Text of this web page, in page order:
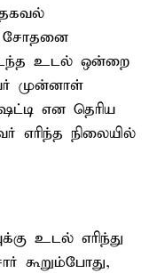
தகவல்
சோதனை
உடல் ஒன்றை
முன்னாள்
என தெரிய
எரிந்த நிலையில்
உடல் எரிந்து
கூறும்போது,